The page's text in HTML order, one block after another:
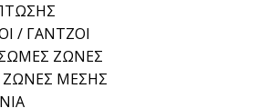
/ ΓΑΝΤΖΟΙ
ΖΩΝΕΣ
ΖΩΝΕΣ ΜΕΣΗΣ